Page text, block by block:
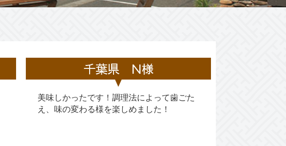
千葉県 N様
美味しかったです！調理法によって歯ごた
え、味の変わる様を楽しめました！